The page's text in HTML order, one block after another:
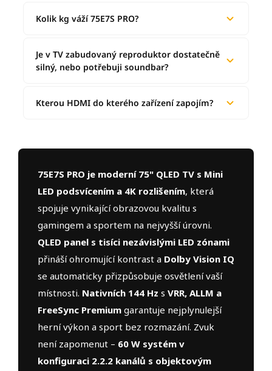
Kolik kg váží 75E7S PRO?
Je v TV zabudovaný reproduktor dostatečně
silný, nebo potřebuji soundbar?
Kterou HDMI do kterého zařízení zapojím?
75E7S PRO je moderní 75" QLED TV s Mini
LED podsvícením a 4K rozlišením, která
spojuje vynikající obrazovou kvalitu s
gamingem a sportem na nejvyšší úrovni.
QLED panel s tisíci nezávislými LED zónami
přináší ohromující kontrast a Dolby Vision IQ
se automaticky přizpůsobuje osvětlení vaší
místnosti. Nativních 144 Hz s VRR, ALLM a
FreeSync Premium garantuje nejplynulejší
herní výkon a sport bez rozmazání. Zvuk
není zapomenut – 60 W systém v
konfiguraci 2.2.2 kanálů s objektovým